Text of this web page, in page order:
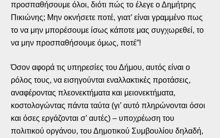
προσπαθήσουμε όλοι, διότι πώς το έλεγε ο Δημήτρης
Πικιώνης; Μην οκνήσετε ποτέ, γιατ’ είναι γραμμένο πως
το να μην μπορέσουμε ίσως κάποτε μας συγχωρεθεί, το
να μην προσπαθήσουμε όμως, ποτέ”!
Όσον αφορά τις υπηρεσίες του Δήμου, αυτός είναι ο
ρόλος τους, να εισηγούνται εναλλακτικές προτάσεις,
αναφέροντας πλεονεκτήματα και μειονεκτήματα,
κοστολογώντας πάντα ταύτα (γι’ αυτό πληρώνονται όσοι
και όσες εργάζονται σ’ αυτές) – υποχρέωση του
πολιτικού οργάνου, του Δημοτικού Συμβουλίου δηλαδή,